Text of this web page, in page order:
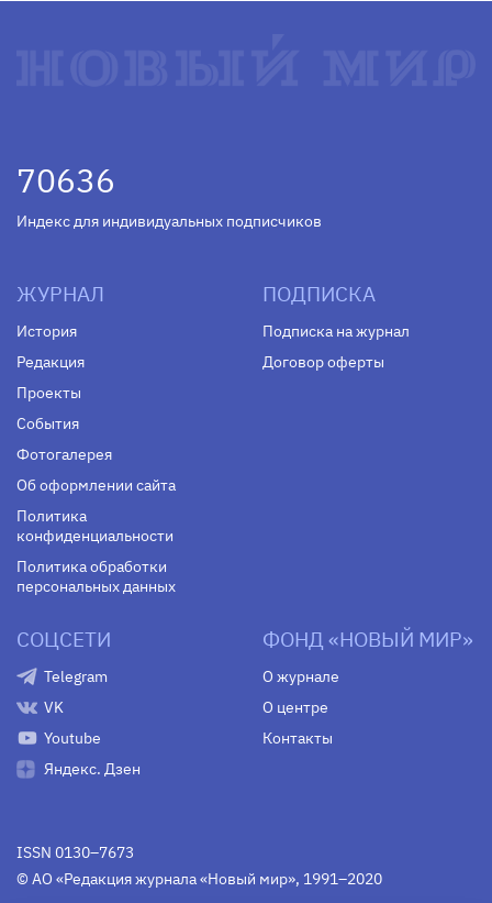
70636
Индекс для индивидуальных подписчиков
ЖУРНАЛ
История
Редакция
Проекты
События
Фотогалерея
Об оформлении сайта
Политика
конфиденциальности
Политика обработки
персональных данных
ПОДПИСКА
Подписка на журнал
Договор оферты
СОЦСЕТИ
Telegram
VK
Youtube
Яндекс. Дзен
ФОНД «НОВЫЙ МИР»
О журнале
О центре
Контакты
ISSN 0130–7673
© АО «Редакция журнала «Новый мир», 1991–2020